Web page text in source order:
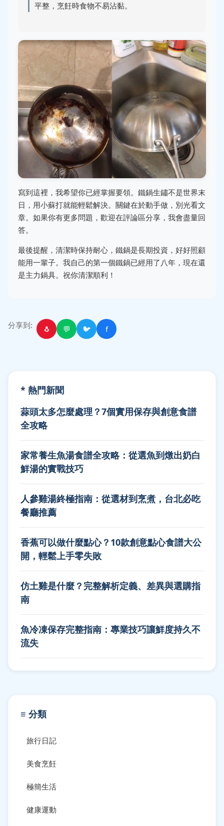
平整，烹飪時食物不易沾黏。
寫到這裡，我希望你已經掌握要領。鐵鍋生鏽不是世界末
日，用小蘇打就能輕鬆解決。關鍵在於動手做，別光看文
章。如果你有更多問題，歡迎在評論區分享，我會盡量回
答。
最後提醒，清潔時保持耐心，鐵鍋是長期投資，好好照顧
能用一輩子。我自己的第一個鐵鍋已經用了八年，現在還
是主力鍋具。祝你清潔順利！
分享到: 🐧 💬 🐦 f
* 熱門新聞
蒜頭太多怎麼處理？7個實用保存與創意食譜
全攻略
家常養生魚湯食譜全攻略：從選魚到燉出奶白
鮮湯的實戰技巧
人參雞湯終極指南：從選材到烹煮，台北必吃
餐廳推薦
香蕉可以做什麼點心？10款創意點心食譜大公
開，輕鬆上手零失敗
仿土雞是什麼？完整解析定義、差異與選購指
南
魚冷凍保存完整指南：專業技巧讓鮮度持久不
流失
≡ 分類
旅行日記
美食烹飪
極簡生活
健康運動